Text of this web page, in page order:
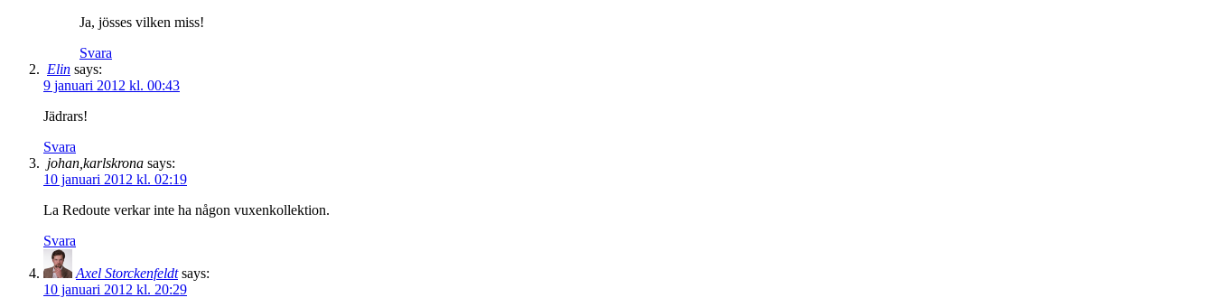
Ja, jösses vilken miss!
Svara
Elin says:
9 januari 2012 kl. 00:43
Jädrars!
Svara
johan,karlskrona says:
10 januari 2012 kl. 02:19
La Redoute verkar inte ha någon vuxenkollektion.
Svara
Axel Storckenfeldt says:
10 januari 2012 kl. 20:29